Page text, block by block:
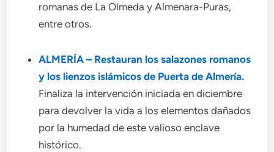
romanas de La Olmeda y Almenara-Puras,
entre otros.
ALMERÍA – Restauran los salazones romanos
y los lienzos islámicos de Puerta de Almería.
Finaliza la intervención iniciada en diciembre
para devolver la vida a los elementos dañados
por la humedad de este valioso enclave
histórico.